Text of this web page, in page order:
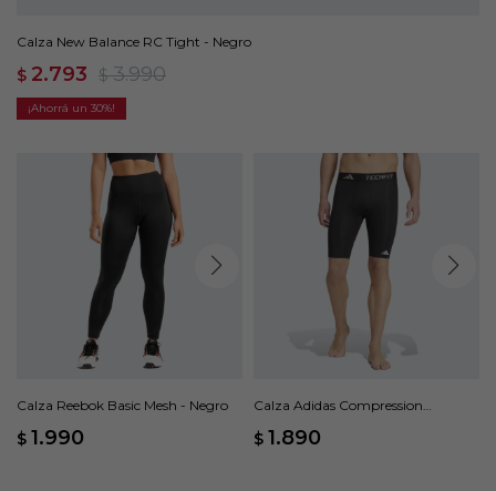
Calza New Balance RC Tight - Negro
$ 2.793 $ 3.990
30
Calza Reebok Basic Mesh - Negro
$ 1.990
Calza Adidas Compression
$ 1.890